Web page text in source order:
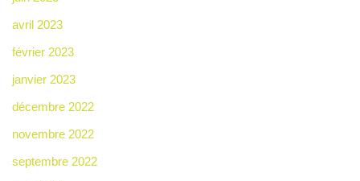
avril 2023
février 2023
janvier 2023
décembre 2022
novembre 2022
septembre 2022